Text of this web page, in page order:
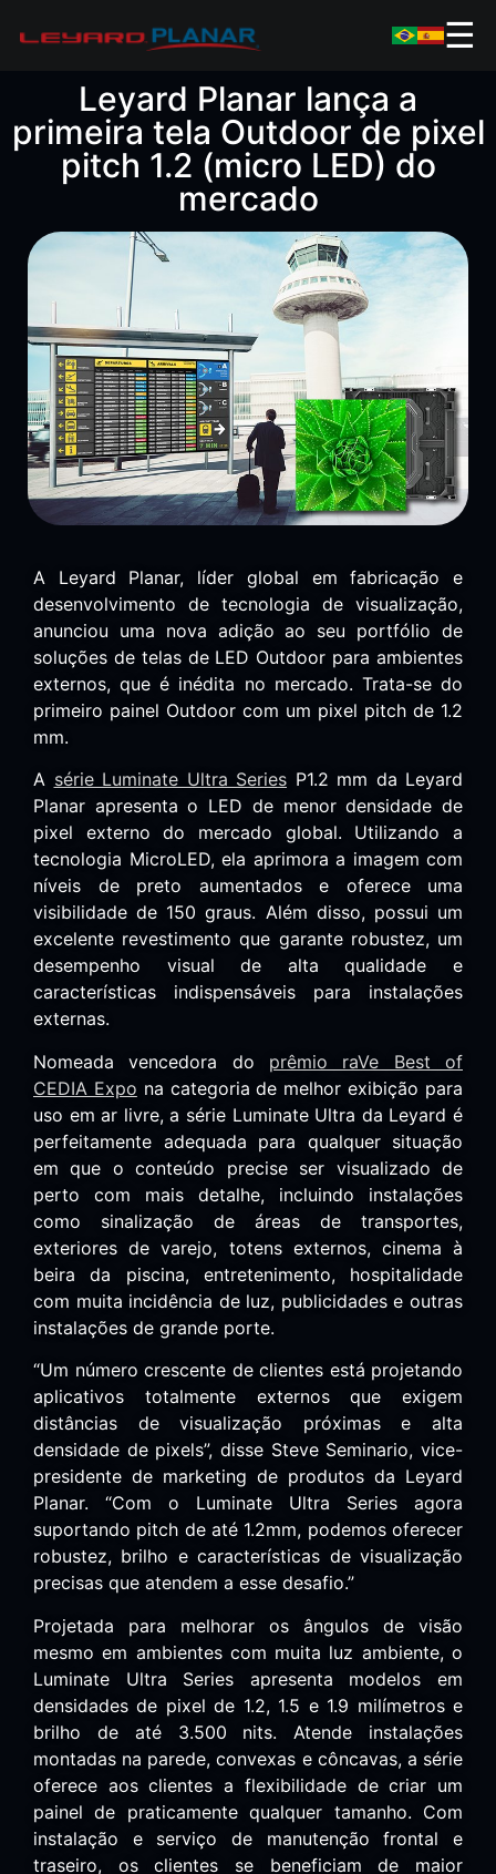
☰
Leyard Planar lança a
primeira tela Outdoor de pixel
pitch 1.2 (micro LED) do
mercado
A Leyard Planar, líder global em fabricação e
desenvolvimento de tecnologia de visualização,
anunciou uma nova adição ao seu portfólio de
soluções de telas de LED Outdoor para ambientes
externos, que é inédita no mercado. Trata-se do
primeiro painel Outdoor com um pixel pitch de 1.2
mm.
A série Luminate Ultra Series P1.2 mm da Leyard
Planar apresenta o LED de menor densidade de
pixel externo do mercado global. Utilizando a
tecnologia MicroLED, ela aprimora a imagem com
níveis de preto aumentados e oferece uma
visibilidade de 150 graus. Além disso, possui um
excelente revestimento que garante robustez, um
desempenho visual de alta qualidade e
características indispensáveis para instalações
externas.
Nomeada vencedora do prêmio raVe Best of
CEDIA Expo na categoria de melhor exibição para
uso em ar livre, a série Luminate Ultra da Leyard é
perfeitamente adequada para qualquer situação
em que o conteúdo precise ser visualizado de
perto com mais detalhe, incluindo instalações
como sinalização de áreas de transportes,
exteriores de varejo, totens externos, cinema à
beira da piscina, entretenimento, hospitalidade
com muita incidência de luz, publicidades e outras
instalações de grande porte.
“Um número crescente de clientes está projetando
aplicativos totalmente externos que exigem
distâncias de visualização próximas e alta
densidade de pixels”, disse Steve Seminario, vice-
presidente de marketing de produtos da Leyard
Planar. “Com o Luminate Ultra Series agora
suportando pitch de até 1.2mm, podemos oferecer
robustez, brilho e características de visualização
precisas que atendem a esse desafio.”
Projetada para melhorar os ângulos de visão
mesmo em ambientes com muita luz ambiente, o
Luminate Ultra Series apresenta modelos em
densidades de pixel de 1.2, 1.5 e 1.9 milímetros e
brilho de até 3.500 nits. Atende instalações
montadas na parede, convexas e côncavas, a série
oferece aos clientes a flexibilidade de criar um
painel de praticamente qualquer tamanho. Com
instalação e serviço de manutenção frontal e
traseiro, os clientes se beneficiam de maior